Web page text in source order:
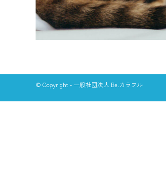
© Copyright - 一般社団法人 Be.カラフル